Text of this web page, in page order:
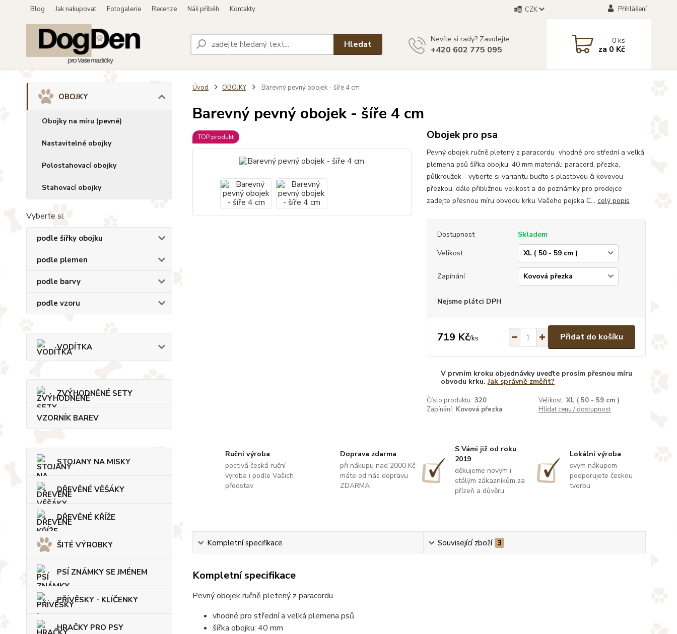
Blog Jak nakupovat Fotogalerie Recenze Náš příběh Kontakty CZK Přihlášení
Hledat Nevíte si rady? Zavolejte.
+420 602 775 095
0ks
za 0 Kč
OBOJKY
Obojky na míru (pevné)
Nastavitelné obojky
Polostahovací obojky
Stahovací obojky
Vyberte si:
podle šířky obojku
podle plemen
podle barvy
podle vzoru
VODÍTKA
ZVÝHODNĚNÉ SETY
VZORNÍK BAREV
STOJANY NA MISKY
DŘEVĚNÉ VĚŠÁKY
DŘEVĚNÉ KŘÍŽE
ŠITÉ VÝROBKY
PSÍ ZNÁMKY SE JMÉNEM
PŘÍVĚSKY - KLÍČENKY
HRAČKY PRO PSY
Úvod OBOJKY Barevný pevný obojek - šíře 4 cm
Barevný pevný obojek - šíře 4 cm
TOP produkt Obojek pro psa
Pevný obojek ručně pletený z paracordu vhodné pro střední a velká
plemena psů šířka obojku: 40 mm materiál: paracord, přezka,
půlkroužek - vyberte si variantu buďto s plastovou či kovovou
přezkou, dále přibližnou velikost a do poznámky pro prodejce
zadejte přesnou míru obvodu krku Vašeho pejska C... celý popis
Dostupnost
Skladem
Velikost
Zapínání
Nejsme plátci DPH
719 Kč/ks Přidat do košíku
V prvním kroku objednávky uveďte prosím přesnou míru
obvodu krku.Jak správně změřit?
Číslo produktu: 320 Velikost: XL ( 50 - 59 cm )
Zapínání: Kovová přezka Hlídat cenu / dostupnost
Ruční výroba
poctivá česká ruční
výroba i podle Vašich
představ
Doprava zdarma
při nákupu nad 2000 Kč
máte od nás dopravu
ZDARMA
S Vámi již od roku
2019
děkujeme novým i
stálým zákazníkům za
přízeň a důvěru
Lokální výroba
svým nákupem
podporujete českou
tvorbu
Kompletní specifikace Související zboží 3
Kompletní specifikace
Pevný obojek ručně pletený z paracordu
vhodné pro střední a velká plemena psů
šířka obojku: 40 mm